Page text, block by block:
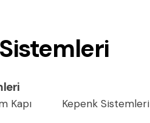
Kapı
Kepenk Sistemleri